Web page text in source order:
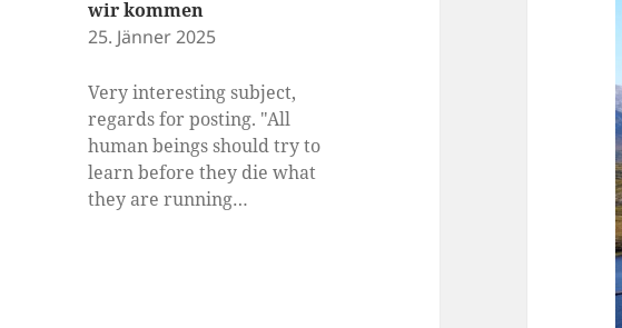
wir kommen
25. Jänner 2025
Very interesting subject,
regards for posting. "All
human beings should try to
learn before they die what
they are running…